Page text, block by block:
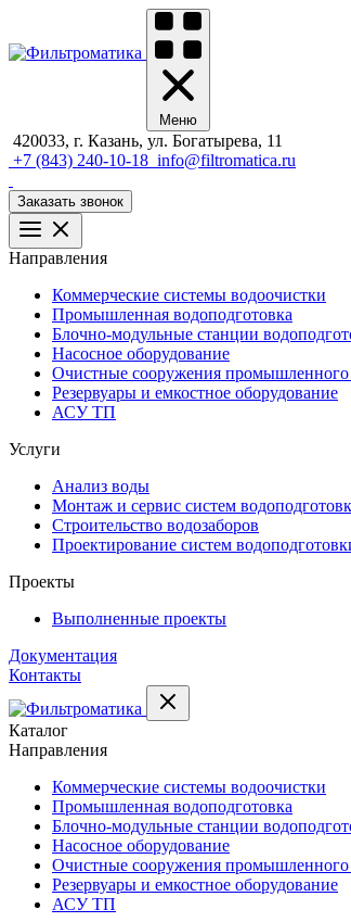
Меню
420033, г. Казань, ул. Богатырева, 11
+7 (843) 240-10-18 info@filtromatica.ru
Заказать звонок
Направления
Коммерческие системы водоочистки
Промышленная водоподготовка
Блочно-модульные станции
Насосное оборудование
Очистные сооружения промышленного
Резервуары и емкостное оборудование
АСУ ТП
Услуги
Анализ воды
Монтаж и сервис систем
Строительство водозаборов
Проектирование систем
Проекты
Выполненные проекты
Документация
Контакты
Каталог
Направления
Коммерческие системы водоочистки
Промышленная водоподготовка
Блочно-модульные станции
Насосное оборудование
Очистные сооружения промышленного
Резервуары и емкостное оборудование
АСУ ТП